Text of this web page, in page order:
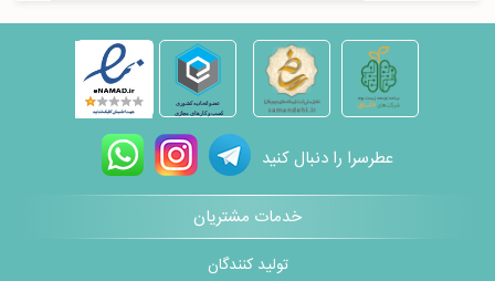
عطرسرا را دنبال کنید
خدمات مشتریان
تولید کنندگان